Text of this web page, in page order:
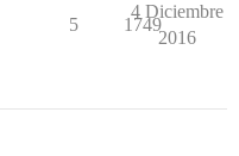
5 1749
4 Diciembre
2016